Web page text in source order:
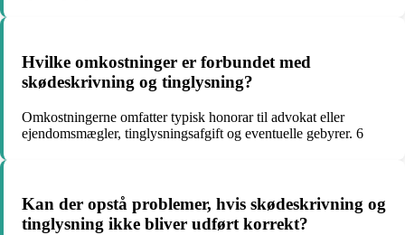
Hvilke omkostninger er forbundet med
skødeskrivning og tinglysning?
Omkostningerne omfatter typisk honorar til advokat eller
ejendomsmægler, tinglysningsafgift og eventuelle gebyrer. 6
Kan der opstå problemer, hvis skødeskrivning og
tinglysning ikke bliver udført korrekt?